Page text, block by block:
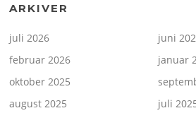
ARKIVER
juli 2026
juni
februar 2026
januar
oktober 2025
august 2025
juli